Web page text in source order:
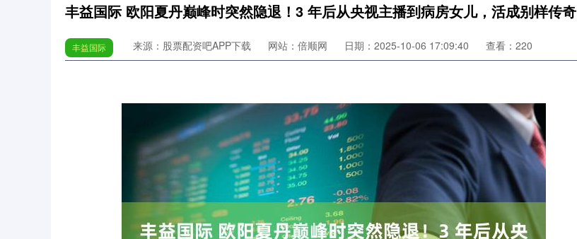
丰益国际 欧阳夏丹巅峰时突然隐退！3 年后从央视主播到病房女儿，活成别样传奇
丰益国际 来源：股票配资吧APP下载 网站：倍顺网 日期：2025-10-06 17:09:40 查看：220